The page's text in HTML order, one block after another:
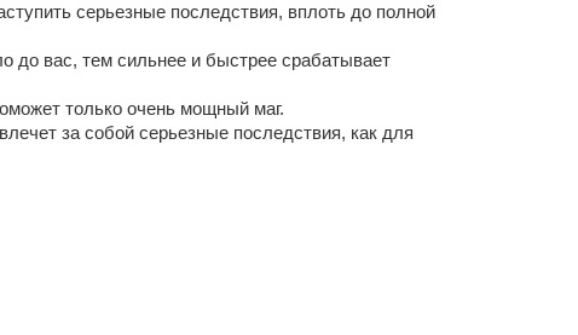
серьезные последствия, вплоть до полной
до вас, тем сильнее и быстрее срабатывает
только очень мощный маг.
за собой серьезные последствия, как для